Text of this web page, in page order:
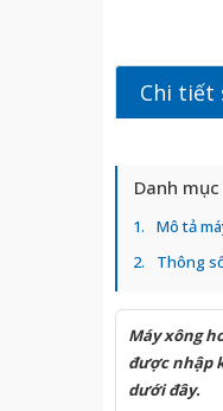
Chi tiết
Danh
Mô tả
Thông
Máy xông
được nhập
dưới đây.